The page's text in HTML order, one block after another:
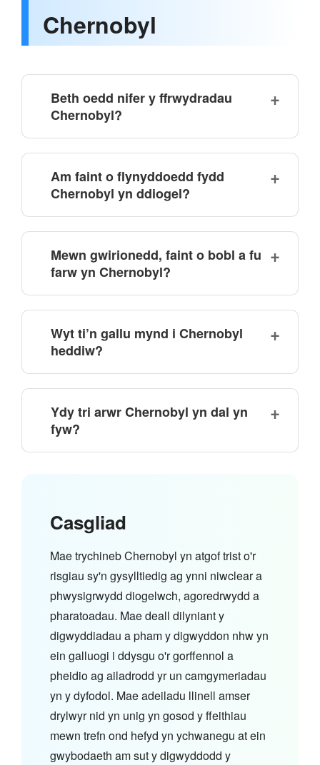
Chernobyl
Beth oedd nifer y ffrwydradau
Chernobyl?
Am faint o flynyddoedd fydd
Chernobyl yn ddiogel?
Mewn gwirionedd, faint o bobl a fu
farw yn Chernobyl?
Wyt ti’n gallu mynd i Chernobyl
heddiw?
Ydy tri arwr Chernobyl yn dal yn
fyw?
Casgliad
Mae trychineb Chernobyl yn atgof trist o'r
risgiau sy'n gysylltiedig ag ynni niwclear a
phwysigrwydd diogelwch, agoredrwydd a
pharatoadau. Mae deall dilyniant y
digwyddiadau a pham y digwyddon nhw yn
ein galluogi i ddysgu o'r gorffennol a
pheidio ag ailadrodd yr un camgymeriadau
yn y dyfodol. Mae adeiladu llinell amser
drylwyr nid yn unig yn gosod y ffeithiau
mewn trefn ond hefyd yn ychwanegu at ein
gwybodaeth am sut y digwyddodd y